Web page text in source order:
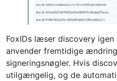
FoxIDs læser discovery
anvender fremtidige
signeringsnøgler. Hvis
utilgængelig, og de